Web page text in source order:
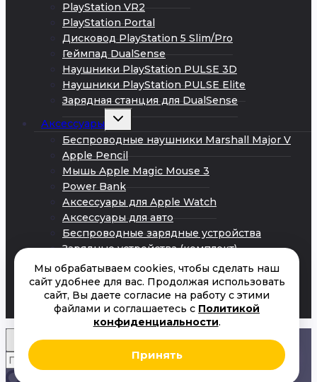
Мы обрабатываем cookies, чтобы сделать наш
сайт удобнее для вас. Продолжая использовать
сайт, Вы даете согласие на работу с этими
файлами и соглашаетесь с Политикой
конфиденциальности.
Принять
PlayStation VR2
PlayStation Portal
Дисковод PlayStation 5 Slim/Pro
Геймпад DualSense
Наушники PlayStation PULSE 3D
Наушники PlayStation PULSE Elite
Зарядная станция для DualSense
Аксессуары
Развернуть
меню
Беспроводные наушники Marshall Major V
Apple Pencil
Мышь Apple Magic Mouse 3
Power Bank
Аксессуары для Apple Watch
Аксессуары для авто
Беспроводные зарядные устройства
Зарядные устройства (комплект)
Кабели Android
Кабели iPhone
Сетевые адаптеры питания
Акции
Искать: Поиск